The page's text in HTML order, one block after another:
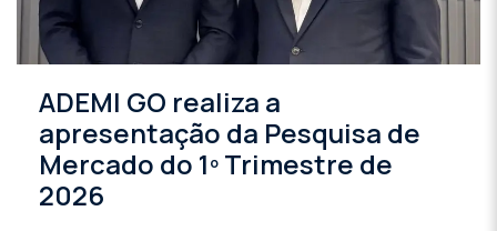
ADEMI GO realiza a
apresentação da Pesquisa de
Mercado do 1º Trimestre de
2026